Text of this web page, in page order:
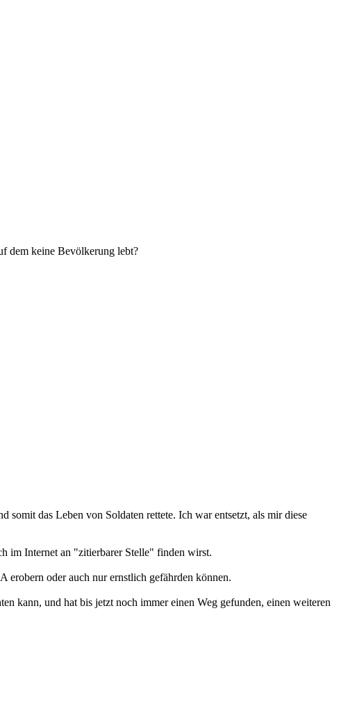
dem keine Bevölkerung lebt?
somit das Leben von Soldaten rettete. Ich war entsetzt, als mir diese
im Internet an "zitierbarer Stelle" finden wirst.
oder auch nur ernstlich gefährden können.
kann, und hat bis jetzt noch immer einen Weg gefunden, einen weiteren